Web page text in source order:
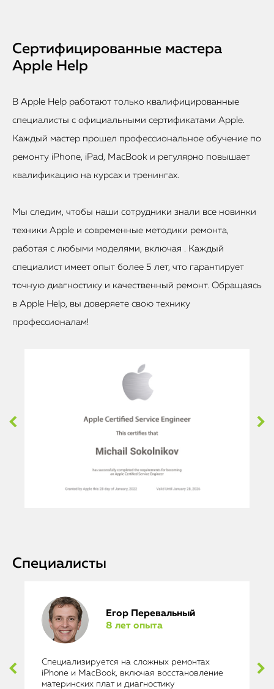
Сертифицированные мастера
Apple Help
В Apple Help работают только квалифицированные
специалисты с официальными сертификатами Apple.
Каждый мастер прошел профессиональное обучение по
ремонту iPhone, iPad, MacBook и регулярно повышает
квалификацию на курсах и тренингах.
Мы следим, чтобы наши сотрудники знали все новинки
техники Apple и современные методики ремонта,
работая с любыми моделями, включая . Каждый
специалист имеет опыт более 5 лет, что гарантирует
точную диагностику и качественный ремонт. Обращаясь
в Apple Help, вы доверяете свою технику
профессионалам!
Специалисты
Егор Перевальный
8 лет опыта
Специализируется на сложных ремонтах
iPhone и MacBook, включая восстановление
материнских плат и диагностику